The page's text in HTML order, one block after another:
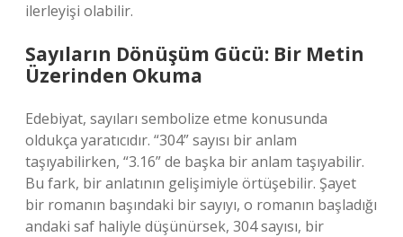
ilerleyişi olabilir.
Sayıların Dönüşüm Gücü: Bir Metin
Üzerinden Okuma
Edebiyat, sayıları sembolize etme konusunda
oldukça yaratıcıdır. “304” sayısı bir anlam
taşıyabilirken, “3.16” de başka bir anlam taşıyabilir.
Bu fark, bir anlatının gelişimiyle örtüşebilir. Şayet
bir romanın başındaki bir sayıyı, o romanın başladığı
andaki saf haliyle düşünürsek, 304 sayısı, bir